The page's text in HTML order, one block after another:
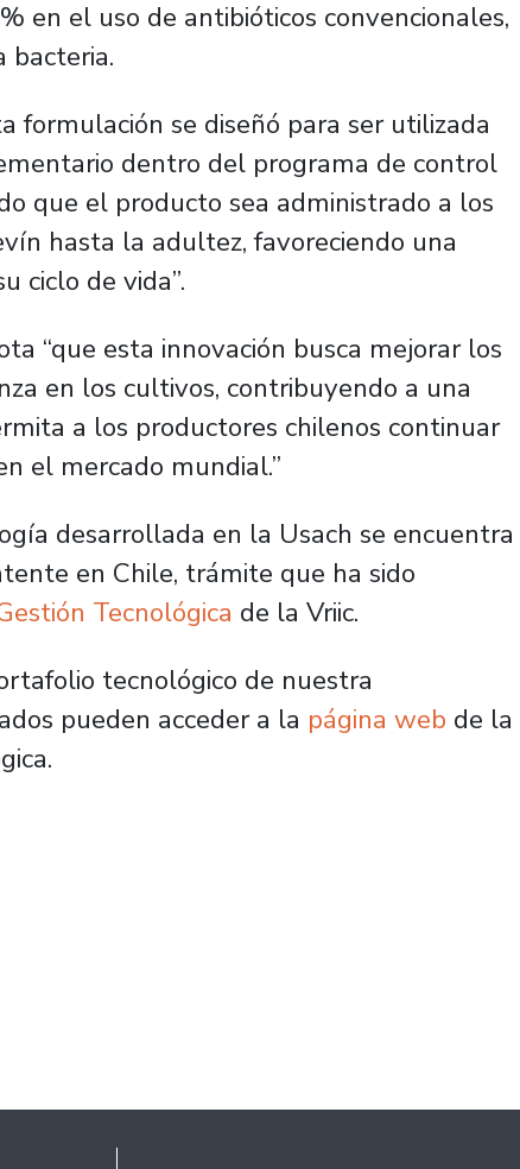
en el uso de antibióticos convencionales,
bacteria.
formulación se diseñó para ser utilizada
dentro del programa de control
que el producto sea administrado a los
hasta la adultez, favoreciendo una
ciclo de vida”.
“que esta innovación busca mejorar los
en los cultivos, contribuyendo a una
a los productores chilenos continuar
el mercado mundial.”
desarrollada en la Usach se encuentra
en Chile, trámite que ha sido
Tecnológica de la Vriic.
tecnológico de nuestra
pueden acceder a la página web de la